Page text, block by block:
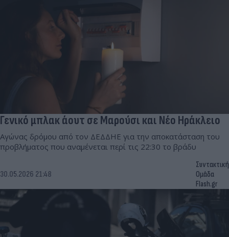
Γενικό μπλακ άουτ σε Μαρούσι και Νέο Ηράκλειο
Αγώνας δρόμου από τον ΔΕΔΔΗΕ για την αποκατάσταση του
προβλήματος που αναμένεται περί τις 22:30 το βράδυ
30.05.2026 21:48
Συντακτική
Ομάδα
Flash.gr